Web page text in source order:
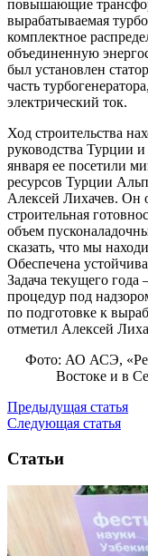
повышающие
вырабатываемая
комплектное
объединенную
был установлен
часть
электрический ток.
Ход строительства
руководства Турции
января ее посетили
ресурсов Турции
Алексей Лихачев. Он
строительная
объем
сказать, что мы
Обеспечена
Задача текущего
процедур под
по подготовке к
отметил Алексей
Фото: АО АСЭ,
Востоке и в
Предыдущая статья
Следующая статья
Статьи